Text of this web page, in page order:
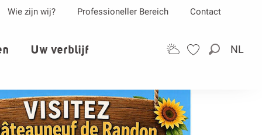
Zoek op
NL
Wie zijn wij? Professioneller Bereich Contact
Uw verblijf